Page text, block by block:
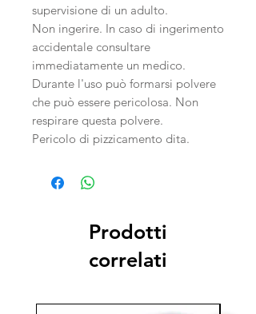
supervisione di un adulto.
Non ingerire. In caso di ingerimento
accidentale consultare
immediatamente un medico.
Durante l'uso può formarsi polvere
che può essere pericolosa. Non
respirare questa polvere.
Pericolo di pizzicamento dita.
Prodotti
correlati